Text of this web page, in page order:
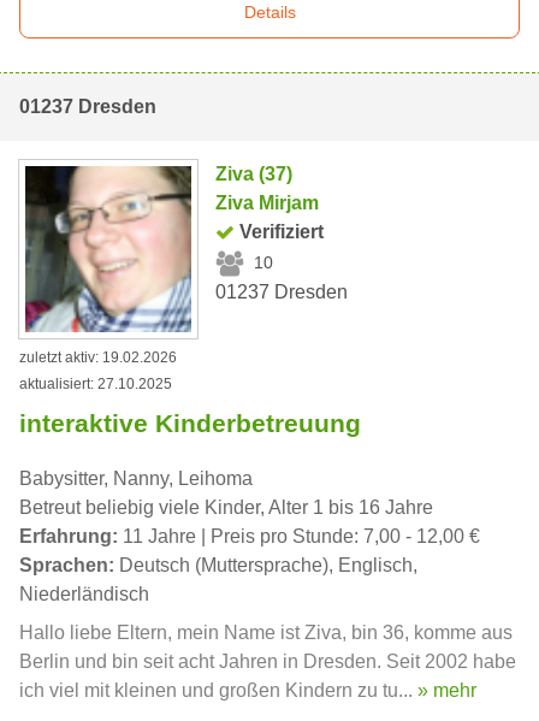
Details
01237 Dresden
Ziva (37)
Ziva Mirjam
Verifiziert
10
01237 Dresden
zuletzt aktiv: 19.02.2026
aktualisiert: 27.10.2025
interaktive Kinderbetreuung
Babysitter, Nanny, Leihoma
Betreut beliebig viele Kinder, Alter 1 bis 16 Jahre
Erfahrung: 11 Jahre | Preis pro Stunde: 7,00 - 12,00 €
Sprachen: Deutsch (Muttersprache), Englisch,
Niederländisch
Hallo liebe Eltern, mein Name ist Ziva, bin 36, komme aus
Berlin und bin seit acht Jahren in Dresden. Seit 2002 habe
ich viel mit kleinen und großen Kindern zu tu... » mehr